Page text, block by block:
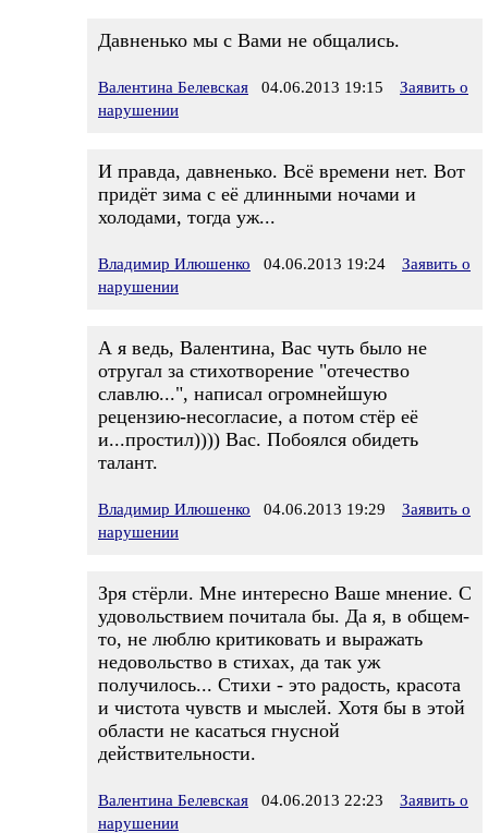
Давненько мы с Вами не общались.
Валентина Белевская 04.06.2013 19:15
Заявить о
нарушении
И правда, давненько. Всё времени нет. Вот
придёт зима с её длинными ночами и
холодами, тогда уж...
Владимир Илюшенко 04.06.2013 19:24
Заявить о
нарушении
А я ведь, Валентина, Вас чуть было не
отругал за стихотворение "отечество
славлю...", написал огромнейшую
рецензию-несогласие, а потом стёр её
и...простил)))) Вас. Побоялся обидеть
талант.
Владимир Илюшенко 04.06.2013 19:29
Заявить о
нарушении
Зря стёрли. Мне интересно Ваше мнение. С
удовольствием почитала бы. Да я, в общем-
то, не люблю критиковать и выражать
недовольство в стихах, да так уж
получилось... Стихи - это радость, красота
и чистота чувств и мыслей. Хотя бы в этой
области не касаться гнусной
действительности.
Валентина Белевская 04.06.2013 22:23
Заявить о
нарушении